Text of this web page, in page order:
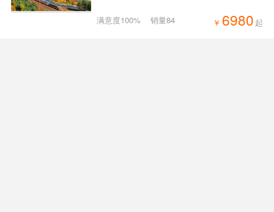
满意度100% 销量84 ￥ 6980 起